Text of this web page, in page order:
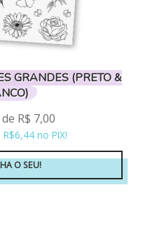
GRANDES (PRETO &
R$ 7,00
no PIX!
O SEU!
Este